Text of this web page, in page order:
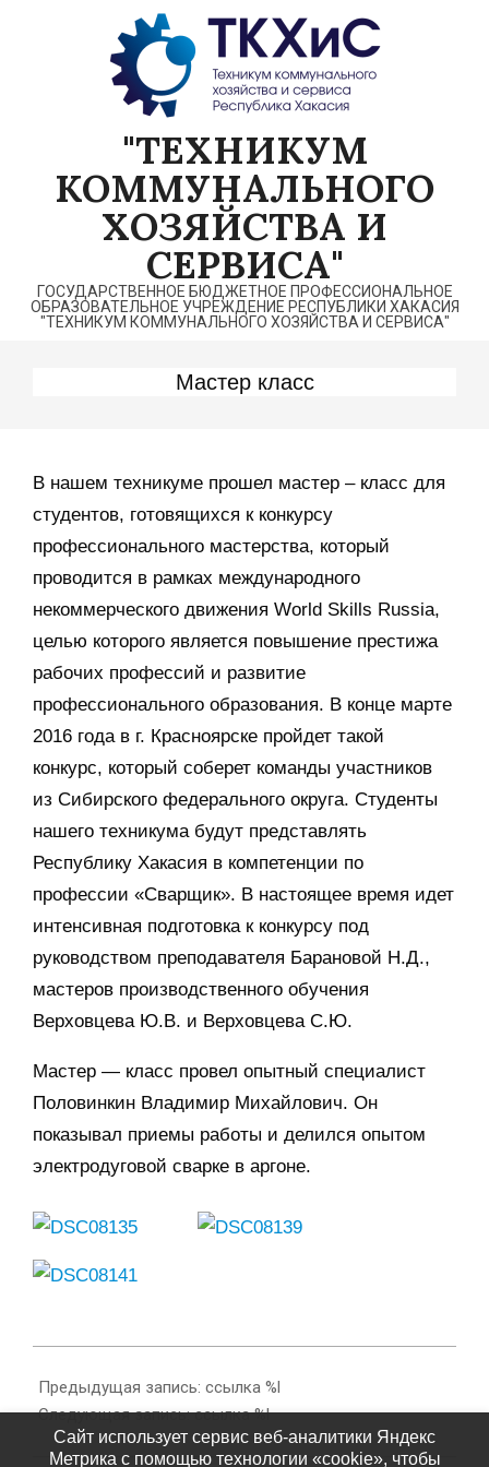
"ТЕХНИКУМ
КОММУНАЛЬНОГО
ХОЗЯЙСТВА И
СЕРВИСА"
ГОСУДАРСТВЕННОЕ БЮДЖЕТНОЕ ПРОФЕССИОНАЛЬНОЕ
ОБРАЗОВАТЕЛЬНОЕ УЧРЕЖДЕНИЕ РЕСПУБЛИКИ ХАКАСИЯ
"ТЕХНИКУМ КОММУНАЛЬНОГО ХОЗЯЙСТВА И СЕРВИСА"
Мастер класс
В нашем техникуме прошел мастер – класс для
студентов, готовящихся к конкурсу
профессионального мастерства, который
проводится в рамках международного
некоммерческого движения World Skills Russia,
целью которого является повышение престижа
рабочих профессий и развитие
профессионального образования. В конце марте
2016 года в г. Красноярске пройдет такой
конкурс, который соберет команды участников
из Сибирского федерального округа. Студенты
нашего техникума будут представлять
Республику Хакасия в компетенции по
профессии «Сварщик». В настоящее время идет
интенсивная подготовка к конкурсу под
руководством преподавателя Барановой Н.Д.,
мастеров производственного обучения
Верховцева Ю.В. и Верховцева С.Ю.
Мастер — класс провел опытный специалист
Половинкин Владимир Михайлович. Он
показывал приемы работы и делился опытом
электродуговой сварке в аргоне.
02-
10
Предыдущая запись: ссылка %l
Следующая запись: ссылка %l
Сайт использует сервис веб-аналитики Яндекс
Метрика с помощью технологии «cookie», чтобы